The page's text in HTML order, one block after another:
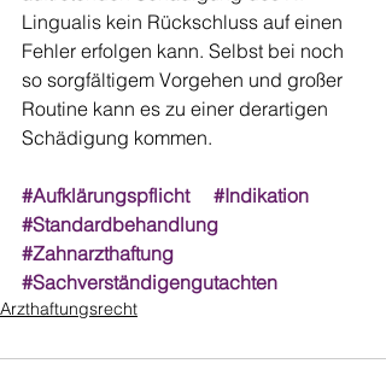
Lingualis kein Rückschluss auf einen
Fehler erfolgen kann. Selbst bei noch
so sorgfältigem Vorgehen und großer
Routine kann es zu einer derartigen
Schädigung kommen.
#Aufklärungspflicht
#Indikation
#Standardbehandlung
#Zahnarzthaftung
#Sachverständigengutachten
Arzthaftungsrecht